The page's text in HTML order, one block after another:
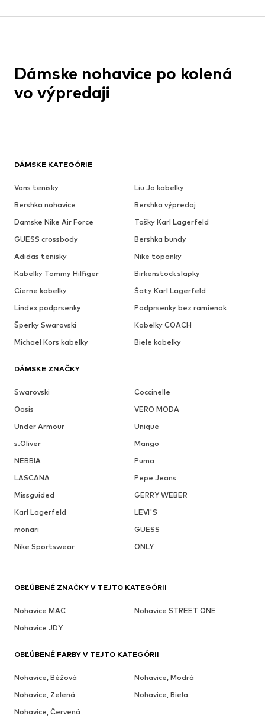
DÁMSKE KATEGÓRIE
Vans tenisky
Liu Jo kabelky
Bershka nohavice
Bershka výpredaj
Damske Nike Air Force
Tašky Karl Lagerfeld
GUESS crossbody
Bershka bundy
Adidas tenisky
Nike topanky
Kabelky Tommy Hilfiger
Birkenstock slapky
Cierne kabelky
Šaty Karl Lagerfeld
Lindex podprsenky
Podprsenky bez ramienok
Šperky Swarovski
Kabelky COACH
Michael Kors kabelky
Biele kabelky
DÁMSKE ZNAČKY
Swarovski
Coccinelle
Oasis
VERO MODA
Under Armour
Unique
s.Oliver
Mango
NEBBIA
Puma
LASCANA
Pepe Jeans
Missguided
GERRY WEBER
Karl Lagerfeld
LEVI'S
monari
GUESS
Nike Sportswear
ONLY
Dámske nohavice po kolená
vo výpredaji
OBĽÚBENÉ ZNAČKY V TEJTO KATEGÓRII
Nohavice MAC
Nohavice STREET ONE
Nohavice JDY
OBĽÚBENÉ FARBY V TEJTO KATEGÓRII
Nohavice, Béžová
Nohavice, Modrá
Nohavice, Zelená
Nohavice, Biela
Nohavice, Červená